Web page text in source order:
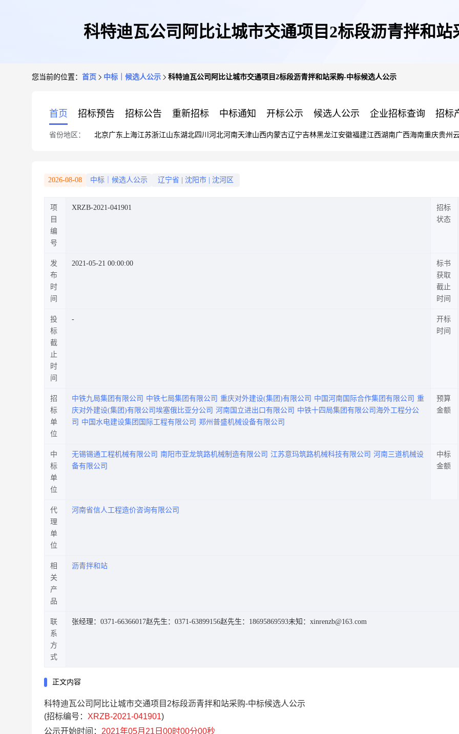
科特迪瓦公司阿比让城市交通项目2标段沥青拌和
您当前的位置： 首页 中标｜候选人公示 科特迪瓦公司阿比让城市交通项目2标段沥青拌和站采购-中标候选人公示
首页 招标预告 招标公告 重新招标 中标通知 开标公示 候选人公示 企业招标查询 招标
省份地区： 北京广东 上海江苏浙江山东湖北四川 河北河南天津山西内蒙古辽宁吉林黑龙江安徽福建江西湖南广西海南重庆贵州
2026-08-08 中标｜候选人公示 辽宁省 沈阳市 沈河区
项
目
编
号
XRZB-2021-041901
招标
状态
发
布
时
间
2021-05-21 00:00:00
标书
获取
截止
时间
投
标
截
止
时
间
开标
时间
招
标
单
位
中铁九局集团有限公司 中铁七局集团有限公司 重庆对外建设(集团)有限公司 中国河南国际合作集团有限公司 重
庆对外建设(集团)有限公司埃塞俄比亚分公司 河南国立进出口有限公司
中铁十四局集团有限公司海外工程分公
司
中国水电建设集团国际工程有限公司 郑州普盛机械设备有限公司
预算
金额
中
标
单
位
无锡锡通工程机械有限公司 南阳市亚龙筑路机械制造有限公司 江苏意玛筑路机械科技有限公司 河南三道机械设
备有限公司
中标
金额
代
理
单
位
河南省信人工程造价咨询有限公司
相
关
产
品
沥青拌和站
联
系
方
式
张经理：0371-66366017赵先生：0371-63899156赵先生：18695869593未知：xinrenzb@163.com
正文内容
科特迪瓦公司阿比让城市交通项目2标段沥青拌和站采购-中标候选人公示
(招标编号： XRZB-2021-041901)
公示开始时间： 2021年05月21日00时00分00秒